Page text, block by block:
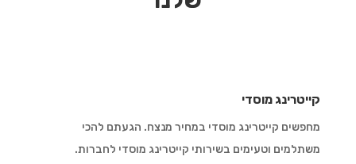
קייטרינג מוסדי
מחפשים קייטרינג מוסדי במחיר מנצח. הגעתם להכי
משתלמים וטעימים בשירותי קייטרינג מוסדי לחברות.